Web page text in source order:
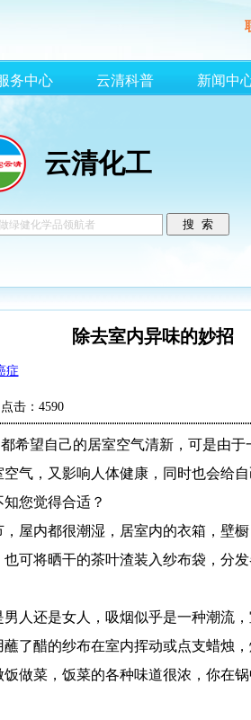
务中心 云清科普 新闻中
云清化工
除去室内异味的妙招
症
击：4590
希望自己的居室空气清新，可是由
气，又影响人体健康，同时也会给
您觉得合适？
屋内都很潮湿，居室内的衣箱，壁
可将晒干的茶叶渣装入纱布袋，分
人还是女人，吸烟似乎是一种潮流
了醋的纱布在室内挥动或点支蜡烛，
饭做菜，饭菜的各种味道很浓，你在